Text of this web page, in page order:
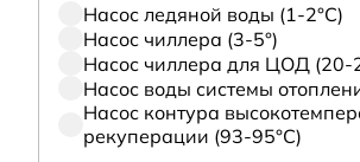
Насос ледяной воды (1-2°С)
Насос чиллера (3-5°)
Насос чиллера для ЦОД (20-
Насос воды системы
Насос контура
рекуперации (93-95°С)